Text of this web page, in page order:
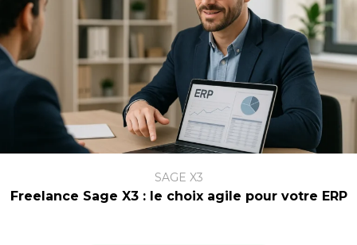
SAGE X3
Freelance Sage X3 : le choix agile pour votre ERP